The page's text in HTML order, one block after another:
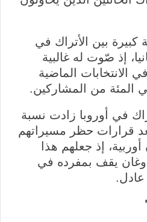
بين الأتراك في
إذ صّوت له غالبية
الانتخابات الماضية
في أوروبا زادت نسبة
قرارات حظر مسيراتهم
إذ جعلهم هذا
يقف بمفرده في
عادل.